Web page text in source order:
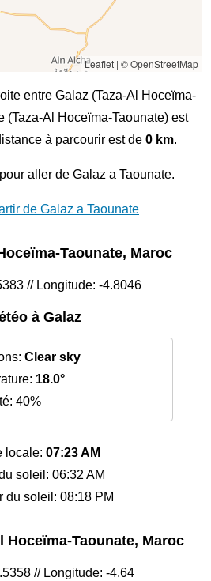
Leaflet| © OpenStreetMap
entre Galaz (Taza-Al Hoceïma-
(Taza-Al Hoceïma-Taounate) est
à parcourir est de 0 km.
pour aller de Galaz a Taounate.
de Galaz a Taounate
Taounate, Maroc
// Longitude: -4.8046
à Galaz
Clear sky
18.0°
40%
locale: 07:23 AM
soleil: 06:32 AM
du soleil: 08:18 PM
Hoceïma-Taounate, Maroc
// Longitude: -4.64